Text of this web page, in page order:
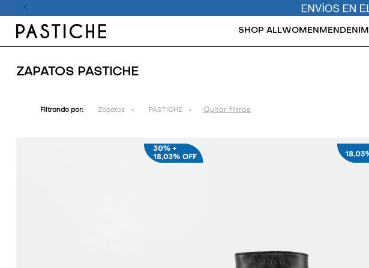
SHOP ALLWOMENMEN DENIM
ZAPATOS PASTICHE
Filtrando por: Zapatos PASTICHE Quitar filtros